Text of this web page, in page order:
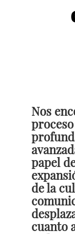
Nos
papel
de la
cuanto